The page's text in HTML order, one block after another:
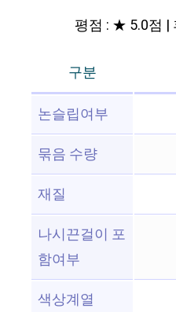
평점 : ★ 5.0점 |
구분
논슬립여부
묶음 수량
재질
나시끈걸이 포
함여부
색상계열